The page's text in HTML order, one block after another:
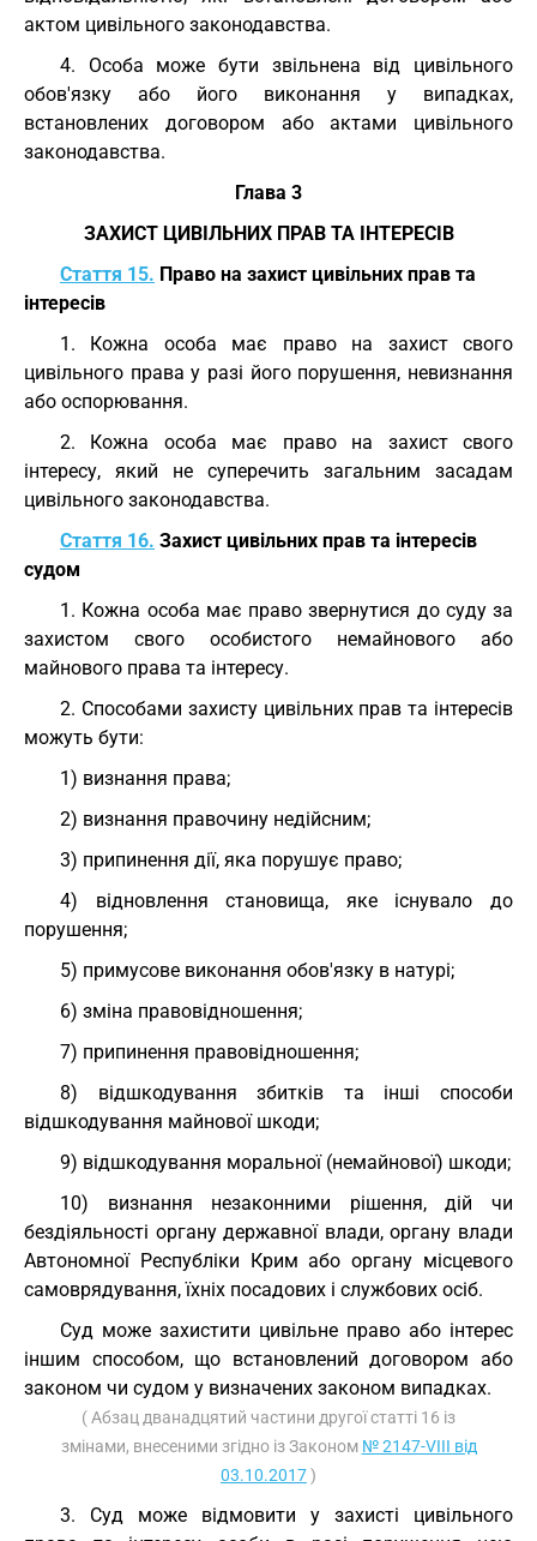
актом цивільного законодавства.
4. Особа може бути звільнена від цивільного
обов'язку або його виконання у випадках,
встановлених договором або актами цивільного
законодавства.
Глава 3
ЗАХИСТ ЦИВІЛЬНИХ ПРАВ ТА ІНТЕРЕСІВ
Стаття 15. Право на захист цивільних прав та
інтересів
1. Кожна особа має право на захист свого
цивільного права у разі його порушення, невизнання
або оспорювання.
2. Кожна особа має право на захист свого
інтересу, який не суперечить загальним засадам
цивільного законодавства.
Стаття 16. Захист цивільних прав та інтересів
судом
1. Кожна особа має право звернутися до суду за
захистом свого особистого немайнового або
майнового права та інтересу.
2. Способами захисту цивільних прав та інтересів
можуть бути:
1) визнання права;
2) визнання правочину недійсним;
3) припинення дії, яка порушує право;
4) відновлення становища, яке існувало до
порушення;
5) примусове виконання обов'язку в натурі;
6) зміна правовідношення;
7) припинення правовідношення;
8) відшкодування збитків та інші способи
відшкодування майнової шкоди;
9) відшкодування моральної (немайнової) шкоди;
10) визнання незаконними рішення, дій чи
бездіяльності органу державної влади, органу влади
Автономної Республіки Крим або органу місцевого
самоврядування, їхніх посадових і службових осіб.
Суд може захистити цивільне право або інтерес
іншим способом, що встановлений договором або
законом чи судом у визначених законом випадках.
( Абзац дванадцятий частини другої статті 16 із
змінами, внесеними згідно із Законом № 2147-VIII від
03.10.2017)
3. Суд може відмовити у захисті цивільного